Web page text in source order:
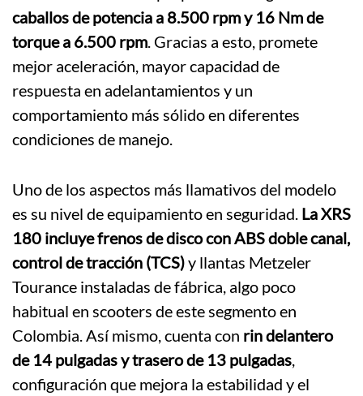
caballos de potencia a 8.500 rpm y 16 Nm de
torque a 6.500 rpm. Gracias a esto, promete
mejor aceleración, mayor capacidad de
respuesta en adelantamientos y un
comportamiento más sólido en diferentes
condiciones de manejo.
Uno de los aspectos más llamativos del modelo
es su nivel de equipamiento en seguridad. La XRS
180 incluye frenos de disco con ABS doble canal,
control de tracción (TCS)y llantas Metzeler
Tourance instaladas de fábrica, algo poco
habitual en scooters de este segmento en
Colombia. Así mismo, cuenta con rin delantero
de 14 pulgadas y trasero de 13 pulgadas,
configuración que mejora la estabilidad y el